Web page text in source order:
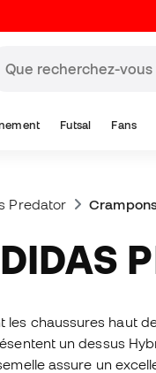
Futsal Fans
Predator
les chaussures haut
un dessus
assure un